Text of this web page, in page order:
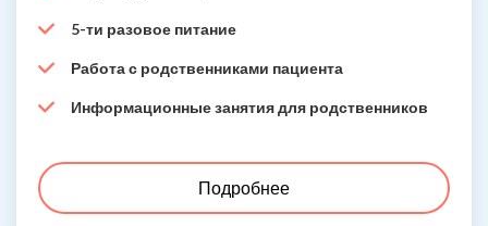
5-ти разовое питание
Работа с родственниками пациента
Информационные занятия для родственников
Подробнее